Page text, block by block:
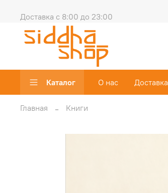
Доставка с 8:00 до 23:00
Каталог О нас Доставка
Главная Книги